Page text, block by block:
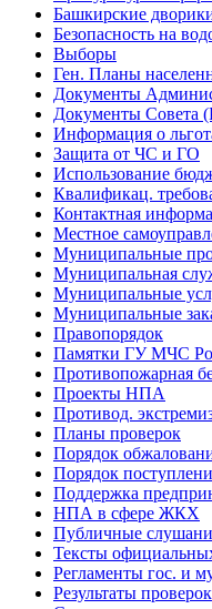
Башкирские
Безопасность на
Выборы
Ген. Планы
Документы
Документы Совета
Информация о
Защита от ЧС и ГО
Использование
Квалификац.
Контактная
Местное
Муниципальные
Муниципальная
Муниципальные
Муниципальные
Правопорядок
Памятки ГУ МЧС
Противопожарная
Проекты НПА
Противод.
Планы проверок
Порядок
Порядок
Поддержка
НПА в сфере ЖКХ
Публичные
Тексты
Регламенты гос. и
Результаты проверок